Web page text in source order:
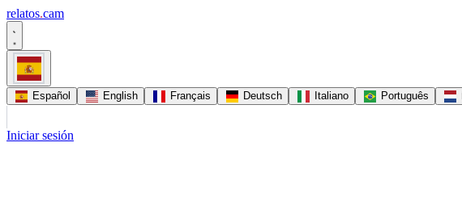
relatos.cam
Español English Français Deutsch Italiano Português
Iniciar sesión